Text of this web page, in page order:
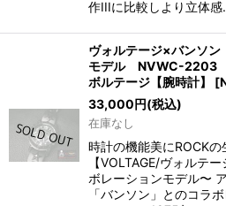
作IIIに比較しより立体
ヴォルテージ×バンソ
モデル NVWC-
ボルテージ【腕時計】
[
33,000円(税込)
在庫なし
時計の機能美にROCKの
【VOLTAGE/ヴォルテ
ボレーションモデル〜
「バンソン」とのコラ